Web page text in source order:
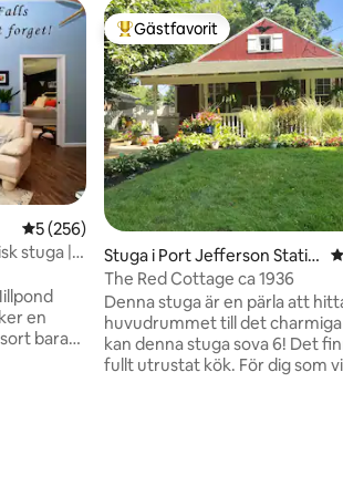
5 av 5 i genomsnittligt betyg, 256
5 (256)
stuga |
en
bara
Populär gästfavorit
Gästfavorit
Stuga i Port Jefferson Statio
n
The Red Cottage ca 1936
Denna stuga är en pärla att
huvudrummet till det
kan denna stuga sova 6! Det
fullt utrustat kök. För dig som